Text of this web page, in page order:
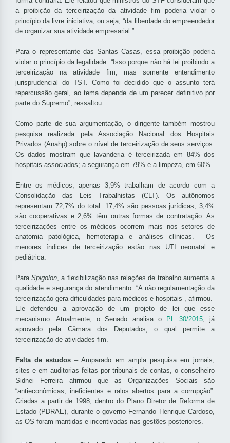
a proibição da terceirização da atividade fim poderia violar o
princípio da livre iniciativa, ou seja, “da liberdade do empreendedor
de organizar sua atividade empresarial.”
Para o representante das Santas Casas, essa proibição poderia
violar o princípio da legalidade. “Isso porque não há lei proibindo a
terceirização na atividade fim, mas somente entendimento
jurisprudencial do TST. Como foi decidido que o assunto terá
repercussão geral, ao tema depende de um parecer definitivo por
parte do Supremo”, ressaltou.
Como parte de sua argumentação, o dirigente também mostrou
pesquisa realizada pela Associação Nacional dos Hospitais
Privados (Anahp) sobre o nível de terceirização de seus serviços.
Os dados mostram que lavanderia é terceirizada em 84% dos
hospitais associados; a segurança em 79% e a limpeza, em 60%.
Entre os médicos, apenas 3,9% trabalham de acordo com a
Consolidação das Leis Trabalhistas (CLT). Os autônomos
representam 72,7% do total: 17,4% são pessoas jurídicas; 3,4%
são cooperativas e 2,6% têm outras formas de contratação. As
terceirizações entre os médicos ocorrem mais nos setores de
anatomia patológica, hemoterapia e análises clínicas. Os
menores índices de terceirização estão nas UTI neonatal e
pediátrica.
ParaSpigolon, a flexibilização nas relações de trabalho aumenta a
qualidade e segurança do atendimento. “A não regulamentação da
terceirização gera dificuldades para médicos e hospitais”, afirmou.
Ele defendeu a aprovação de um projeto de lei que esse
mecanismo. Atualmente, o Senado analisa o
PL 30/2015, já
aprovado pela Câmara dos Deputados, o qual permite a
terceirização de atividades-fim.
Falta de estudos – Amparado em ampla pesquisa em jornais,
sites e em auditorias feitas por tribunais de contas, o conselheiro
Sidnei Ferreira afirmou que as Organizações Sociais são
“antieconômicas, ineficientes e ralos abertos para a corrupção”.
Criadas a partir de 1998, dentro do Plano Diretor de Reforma de
Estado (PDRAE), durante o governo Fernando Henrique Cardoso,
as OS foram mantidas e incentivadas nas gestões posteriores.